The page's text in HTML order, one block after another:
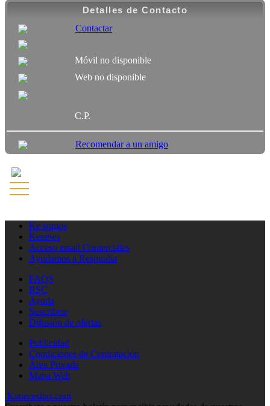
Detalles de Contacto
Contactar
Móvil no disponible
Web no disponible
C.P.
Recomendar a un amigo
Ke somos
Kenews
Acceso email Comerciales
Ayudamos a Respiralia
FAQS
RSC
Ayuda
Suscribete
Difusión de ofertas
Publicidad
Condiciones de Contratación
Área Privada
Mapa Web
Kenecesitas.com